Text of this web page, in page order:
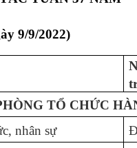
9/9/2022)
TỔ CHỨC
nhân sự